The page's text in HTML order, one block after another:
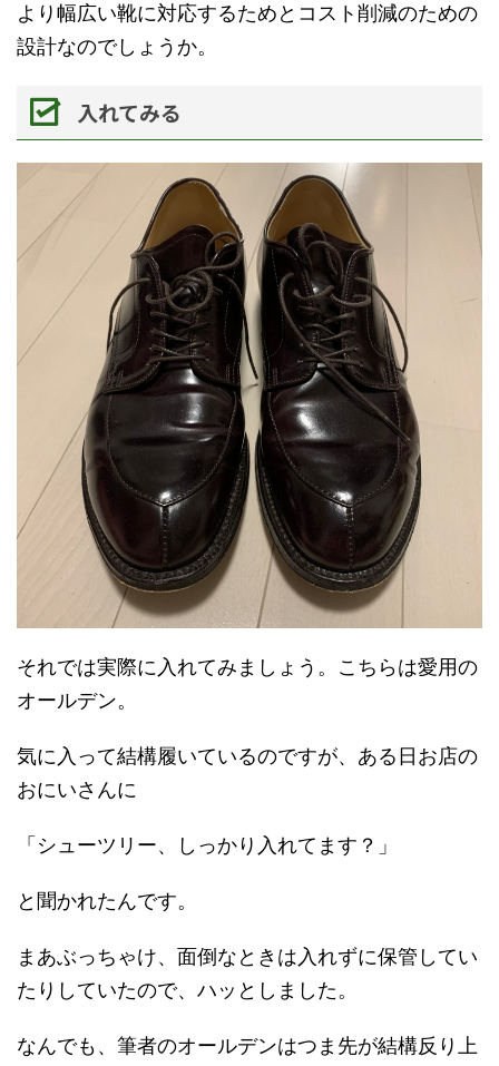
より幅広い靴に対応するためとコスト削減のための
設計なのでしょうか。
入れてみる
それでは実際に入れてみましょう。こちらは愛用の
オールデン。
気に入って結構履いているのですが、ある日お店の
おにいさんに
「シューツリー、しっかり入れてます？」
と聞かれたんです。
まあぶっちゃけ、面倒なときは入れずに保管してい
たりしていたので、ハッとしました。
なんでも、筆者のオールデンはつま先が結構反り上